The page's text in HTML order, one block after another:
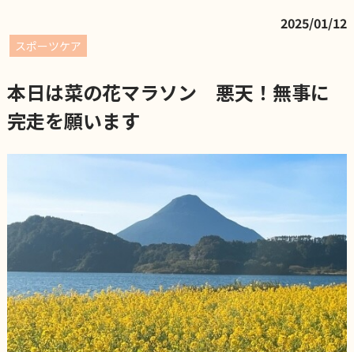
2025/01/12
スポーツケア
本日は菜の花マラソン 悪天！無事に
完走を願います